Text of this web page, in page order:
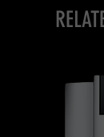
כך
שלכם. על
להוסיף את
ועמידה